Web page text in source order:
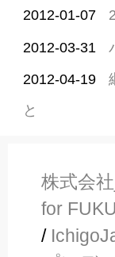
2012-01-07
2012-03-31
2012-04-19
と
株式会
for
/